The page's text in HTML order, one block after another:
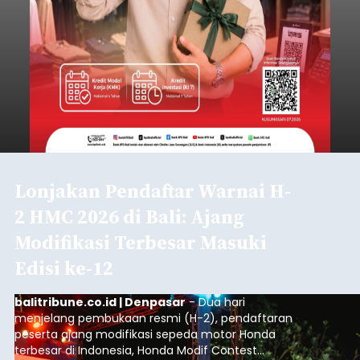
Lonjakan Pendaftar Warnai H-
2 HMC 2026 di Bali: Ajang
Modifikasi Terbesar Masuki
Edisi ke-12
balitribune.co.id | Denpasar- Dua hari
menjelang pembukaan resmi (H-2), pendaftaran
peserta ajang modifikasi sepeda motor Honda
terbesar di Indonesia, Honda Modif Contest